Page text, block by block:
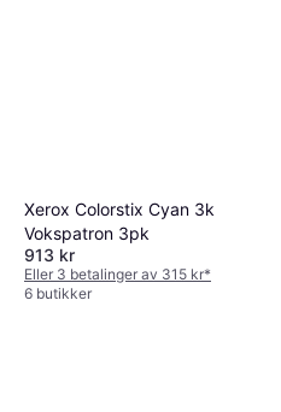
Xerox Colorstix Cyan 3k
Vokspatron 3pk
913 kr
Eller 3 betalinger av 315 kr*
6 butikker